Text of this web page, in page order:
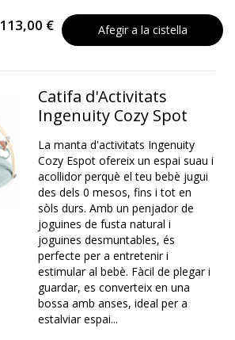
113,00 € Afegir a la cistella
Catifa d'Activitats
Ingenuity Cozy Spot
La manta d'activitats Ingenuity
Cozy Espot ofereix un espai suau i
acollidor perquè el teu bebè jugui
des dels 0 mesos, fins i tot en
sòls durs. Amb un penjador de
joguines de fusta natural i
joguines desmuntables, és
perfecte per a entretenir i
estimular al bebè. Fàcil de plegar i
guardar, es converteix en una
bossa amb anses, ideal per a
estalviar espai...